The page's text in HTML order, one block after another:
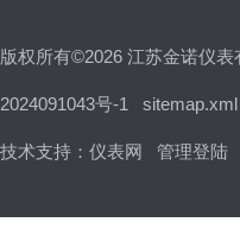
版权所有©2026 江苏金诺仪
2024091043号-1 sitemap.xml
技术支持： 仪表网 管理登陆